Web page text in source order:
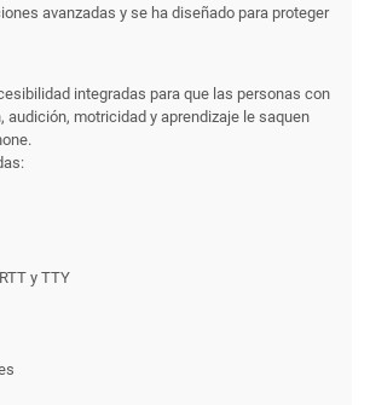
avanzadas y se ha diseñado para proteger
integradas para que las personas con
audición, motricidad y aprendizaje le saquen
y TTY